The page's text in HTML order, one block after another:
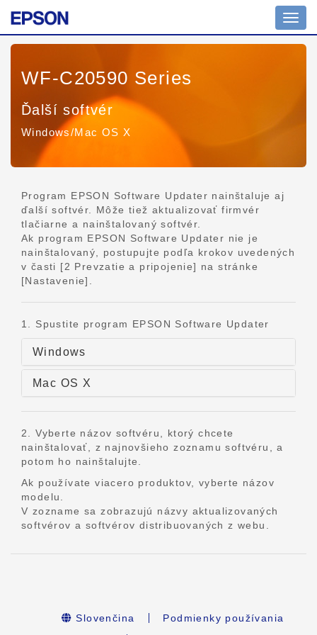
WF-C20590 Series
Ďalší softvér
Windows/Mac OS X
Program EPSON Software Updater nainštaluje aj
ďalší softvér. Môže tiež aktualizovať firmvér
tlačiarne a nainštalovaný softvér.
Ak program EPSON Software Updater nie je
nainštalovaný, postupujte podľa krokov uvedených
v časti [2 Prevzatie a pripojenie] na stránke
[Nastavenie].
1. Spustite program EPSON Software Updater
Windows
Mac OS X
2. Vyberte názov softvéru, ktorý chcete
nainštalovať, z najnovšieho zoznamu softvéru, a
potom ho nainštalujte.
Ak používate viacero produktov, vyberte názov
modelu.
V zozname sa zobrazujú názvy aktualizovaných
softvérov a softvérov distribuovaných z webu.
Slovenčina
Podmienky používania